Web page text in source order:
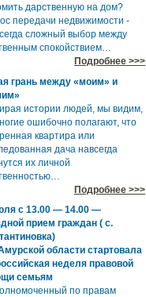
дарственную на дом?
передачи недвижимости -
сложный выбор между
спокойствием…
Подробнее >>>
грань между «моим» и
истории людей, мы видим,
ошибочно полагают, что
квартира или
дача навсегда
их личной
Подробнее >>>
с 13.00 — 14.00 —
прием граждан ( с.
области стартовала
неделя правовой
семьям
по правам